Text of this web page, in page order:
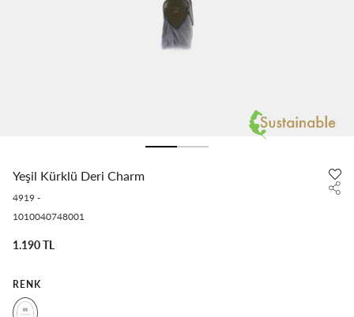
Yeşil Kürklü Deri Charm
4919 -
1010040748001
1.190 TL
RENK